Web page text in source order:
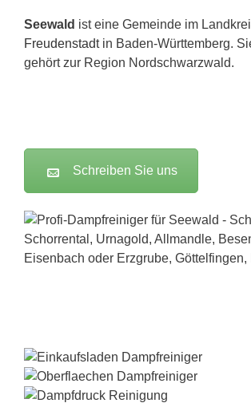
Seewald ist eine Gemeinde im
Freudenstadtin Baden-Württemberg.
gehört zur Region Nordschwarzwald.
Schreiben Sie uns